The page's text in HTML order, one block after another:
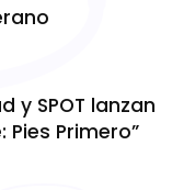
y SPOT lanzan
Primero”